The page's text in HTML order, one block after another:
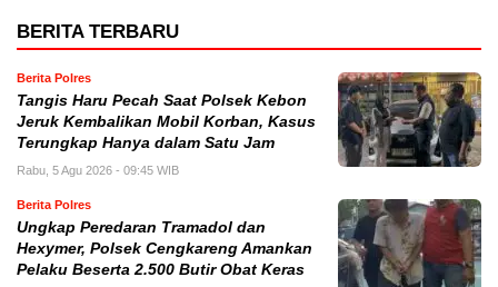
BERITA TERBARU
Berita Polres
Tangis Haru Pecah Saat Polsek Kebon
Jeruk Kembalikan Mobil Korban, Kasus
Terungkap Hanya dalam Satu Jam
Rabu, 5 Agu 2026 - 09:45 WIB
Berita Polres
Ungkap Peredaran Tramadol dan
Hexymer, Polsek Cengkareng Amankan
Pelaku Beserta 2.500 Butir Obat Keras